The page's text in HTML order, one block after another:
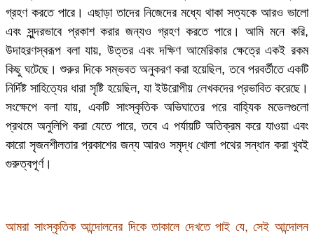
গ্রহণ করতে পারে। এছাড়া তাদের নিজেদের মধ্যে থাকা সত্যকে আরও ভালো
এবং সুন্দরভাবে প্রকাশ করার জন্যও গ্রহণ করতে পারে। আমি মনে করি,
উদাহরণস্বরূপ বলা যায়, উত্তর এবং দক্ষিণ আমেরিকার ক্ষেত্রে একই রকম
কিছু ঘটেছে। শুরুর দিকে সম্ভবত অনুকরণ করা হয়েছিল, তবে পরবর্তীতে একটি
নির্দিষ্ট সাহিত্যের ধারা সৃষ্টি হয়েছিল, যা ইউরোপীয় লেখকদের প্রভাবিত করেছে।
সংক্ষেপে বলা যায়, একটি সাংস্কৃতিক অভিঘাতের পরে বাহ্যিক মডেলগুলো
প্রথমে অনুলিপি করা যেতে পারে, তবে এ পর্যায়টি অতিক্রম করে যাওয়া এবং
কারো সৃজনশীলতার প্রকাশের জন্য আরও সমৃদ্ধ খোলা পথের সন্ধান করা খুবই
গুরুত্বপূর্ণ।
আমরা সাংস্কৃতিক আন্দোলনের দিকে তাকালে দেখতে পাই যে, সেই আন্দোলন